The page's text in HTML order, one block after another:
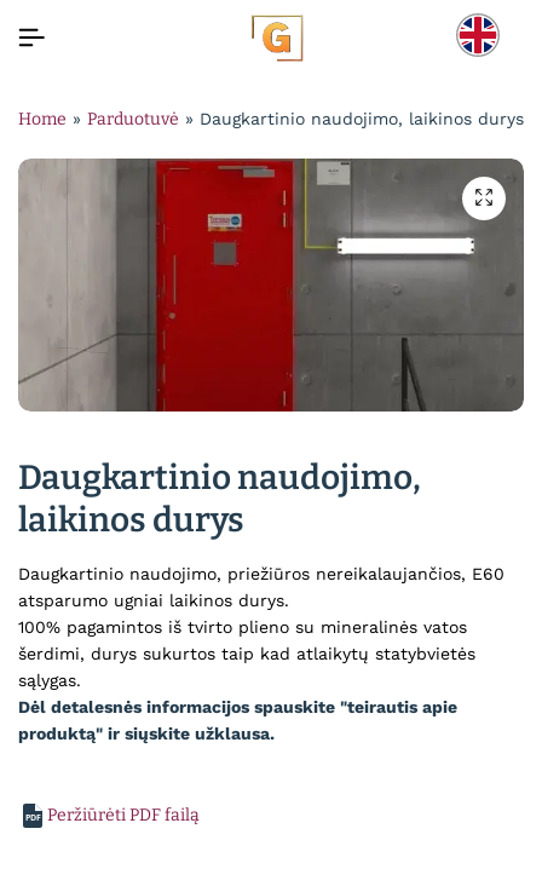
Home » Parduotuvė » Daugkartinio naudojimo, laikinos durys
Daugkartinio naudojimo,
laikinos durys
Daugkartinio naudojimo, priežiūros nereikalaujančios, E60
atsparumo ugniai laikinos durys.
100% pagamintos iš tvirto plieno su mineralinės vatos
šerdimi, durys sukurtos taip kad atlaikytų statybvietės
Dėl detalesnės informacijos spauskite "teirautis apie
produktą" ir siųskite užklausa.
PDF Peržiūrėti PDF failą